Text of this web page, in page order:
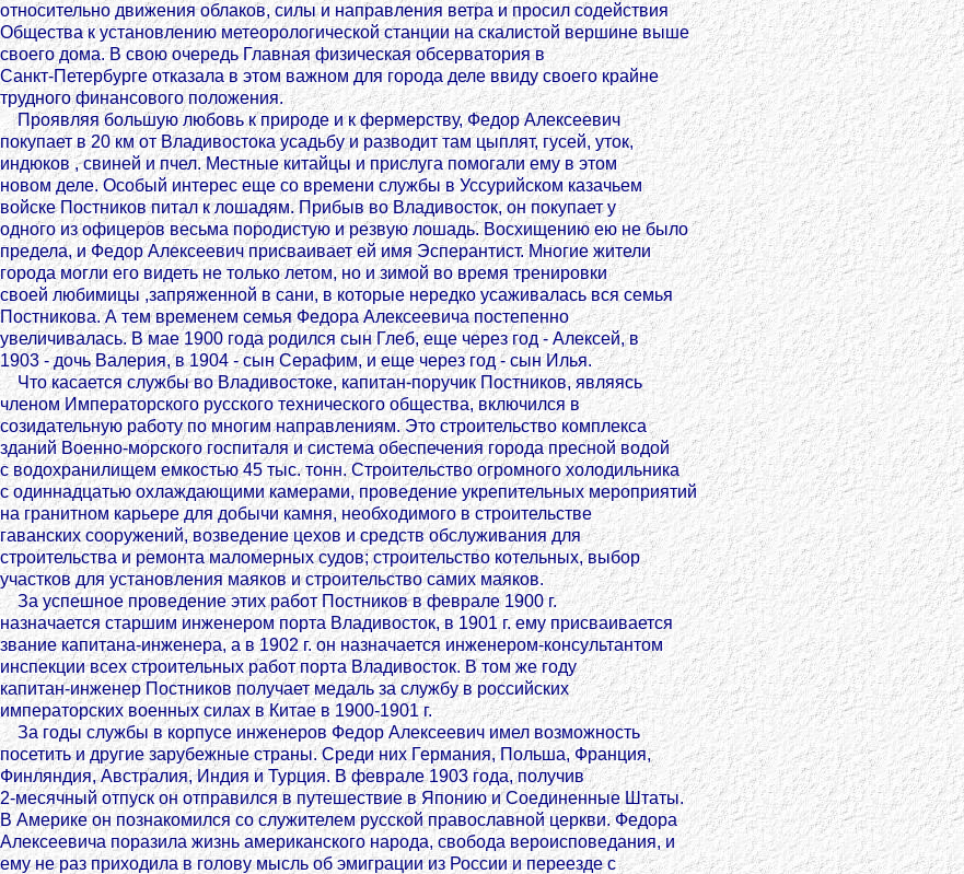
относительно движения облаков, силы и направления ветра и просил содействия
Общества к установлению метеорологической станции на скалистой вершине выше
своего дома. В свою очередь Главная физическая обсерватория в
Санкт-Петербурге отказала в этом важном для города деле ввиду своего крайне
трудного финансового положения.
Проявляя большую любовь к природе и к фермерству, Федор Алексеевич
покупает в 20 км от Владивостока усадьбу и разводит там цыплят, гусей, уток,
индюков , свиней и пчел. Местные китайцы и прислуга помогали ему в этом
новом деле. Особый интерес еще со времени службы в Уссурийском казачьем
войске Постников питал к лошадям. Прибыв во Владивосток, он покупает у
одного из офицеров весьма породистую и резвую лошадь. Восхищению ею не было
предела, и Федор Алексеевич присваивает ей имя Эсперантист. Многие жители
города могли его видеть не только летом, но и зимой во время тренировки
своей любимицы ,запряженной в сани, в которые нередко усаживалась вся семья
Постникова. А тем временем семья Федора Алексеевича постепенно
увеличивалась. В мае 1900 года родился сын Глеб, еще через год - Алексей, в
1903 - дочь Валерия, в 1904 - сын Серафим, и еще через год - сын Илья.
Что касается службы во Владивостоке, капитан-поручик Постников, являясь
членом Императорского русского технического общества, включился в
созидательную работу по многим направлениям. Это строительство комплекса
зданий Военно-морского госпиталя и система обеспечения города пресной водой
с водохранилищем емкостью 45 тыс. тонн. Строительство огромного холодильника
с одиннадцатью охлаждающими камерами, проведение укрепительных мероприятий
на гранитном карьере для добычи камня, необходимого в строительстве
гаванских сооружений, возведение цехов и средств обслуживания для
строительства и ремонта маломерных судов; строительство котельных, выбор
участков для установления маяков и строительство самих маяков.
За успешное проведение этих работ Постников в феврале 1900 г.
назначается старшим инженером порта Владивосток, в 1901 г. ему присваивается
звание капитана-инженера, а в 1902 г. он назначается инженером-консультантом
инспекции всех строительных работ порта Владивосток. В том же году
капитан-инженер Постников получает медаль за службу в российских
императорских военных силах в Китае в 1900-1901 г.
За годы службы в корпусе инженеров Федор Алексеевич имел возможность
посетить и другие зарубежные страны. Среди них Германия, Польша, Франция,
Финляндия, Австралия, Индия и Турция. В феврале 1903 года, получив
2-месячный отпуск он отправился в путешествие в Японию и Соединенные Штаты.
В Америке он познакомился со служителем русской православной церкви. Федора
Алексеевича поразила жизнь американского народа, свобода вероисповедания, и
ему не раз приходила в голову мысль об эмиграции из России и переезде с